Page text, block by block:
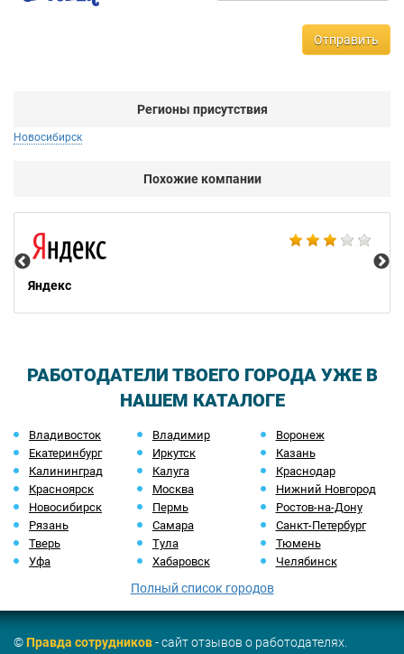
Отправить
Регионы присутствия
Новосибирск
Похожие компании
Яндекс
РАБОТОДАТЕЛИ ТВОЕГО ГОРОДА УЖЕ В
НАШЕМ КАТАЛОГЕ
Владивосток Владимир
Воронеж
Екатеринбург
Иркутск
Казань
Калининград
Калуга
Краснодар
Красноярск
Москва
Нижний Новгород
Новосибирск
Пермь
Ростов-на-Дону
Рязань
Самара
Санкт-Петербург
Тверь
Тула
Тюмень
Уфа
Хабаровск Челябинск
Полный список городов
©Правда сотрудников- сайт отзывов о работодателях.